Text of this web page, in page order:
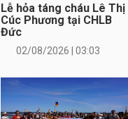
Lễ hỏa táng cháu Lê Thị
Cúc Phương tại CHLB
Đức
02/08/2026 | 03:03